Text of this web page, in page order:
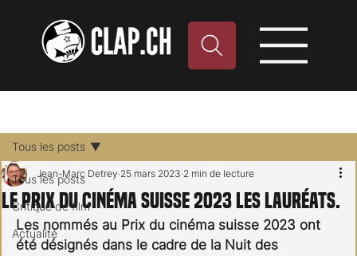
Tous les posts
Critique de film
Actualité
Tous les posts
Le prix du Cinéma Suisse 2023 Les lauréats.
Jean-Marc Detrey 25 mars 2023 2 min de lecture
Les nommés au Prix du cinéma suisse 2023 ont
été désignés dans le cadre de la Nuit des